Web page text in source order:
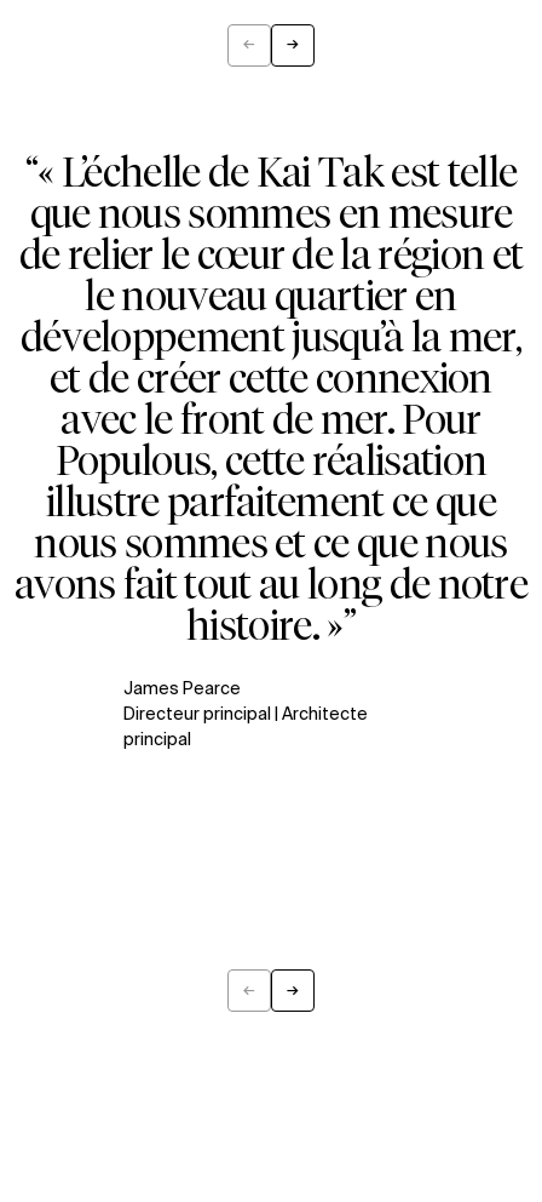
← →
“« L’échelle de Kai Tak est telle
que nous sommes en mesure
de relier le cœur de la région et
le nouveau quartier en
développement jusqu’à la mer,
et de créer cette connexion
avec le front de mer. Pour
Populous, cette réalisation
illustre parfaitement ce que
nous sommes et ce que nous
avons fait tout au long de notre
histoire. »”
James Pearce
Directeur principal | Architecte
principal
← →